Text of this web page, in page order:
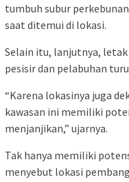
tumbuh subur
saat ditemui di lokasi.
Selain itu, lanjutnya, letak
pesisir dan pelabuhan
“Karena lokasinya juga
kawasan ini memiliki
menjanjikan,” ujarnya.
Tak hanya memiliki
menyebut lokasi